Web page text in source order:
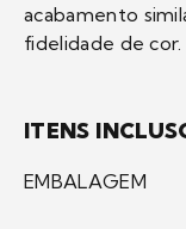
acabamento
fidelidade de cor.
ITENS
EMBALAGEM